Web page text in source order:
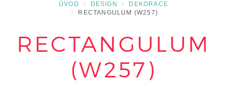
ÚVOD DESIGN
DEKORACE
RECTANGULUM (W257)
RECTANGULUM
(W257)